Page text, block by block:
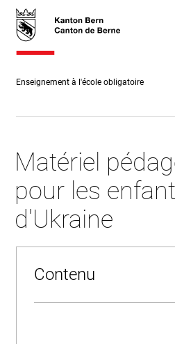
Accès
direct
skiplink.toNavigation
skiplink.toStartPage
Accès
direct à
Enseignement à l'école obligatoire
Matériel
pour les
d'Ukraine
Contenu